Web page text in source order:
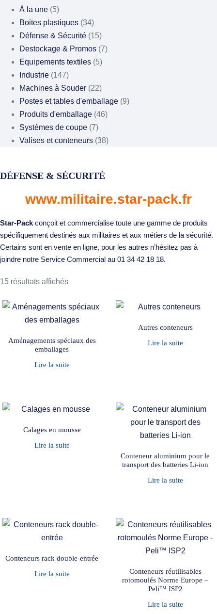
À la une (5)
Boites plastiques (34)
Défense & Sécurité (15)
Destockage & Promos (7)
Equipements textiles (5)
Industrie (147)
Machines à Souder (22)
Postes et tables d'emballage (9)
Produits d'emballage (46)
Systèmes de coupe (7)
Valises et conteneurs (38)
DÉFENSE & SÉCURITÉ
www.militaire.star-pack.fr
Star-Packconçoit et commercialise toute une gamme de produits
spécifiquement destinés aux militaires et aux métiers de la sécurité.
Certains sont en vente en ligne, pour les autres n’hésitez pas à
joindre notre Service Commercial au 01 34 42 18 18.
15 résultats affichés
Aménagements spéciaux des
emballages
Lire la suite
Autres conteneurs
Lire la suite
Calages en mousse
Lire la suite
Conteneur aluminium pour le
transport des batteries Li-ion
Lire la suite
Conteneurs rack double-entrée
Lire la suite
Conteneurs réutilisables
rotomoulés Norme Europe –
Peli™ ISP2
Lire la suite